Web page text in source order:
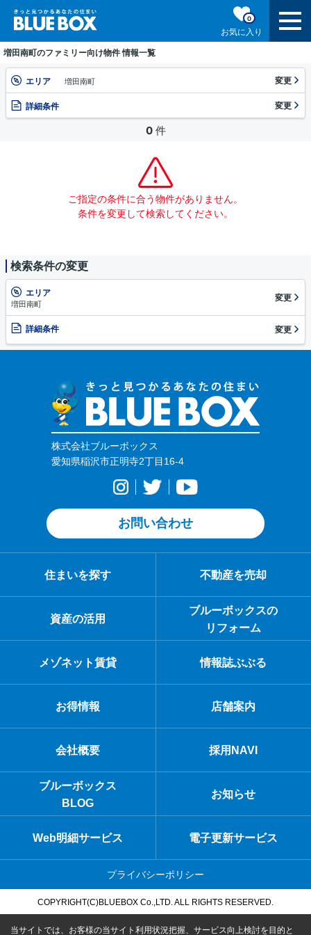
お気に入り
0
増田南町のファミリー向け物件 情報一覧
エリア 増田南町 変更
詳細条件 変更
0 件
ご指定の条件に合う物件がありません。
条件を変更して検索してください。
検索条件の変更
エリア
増田南町
変更
詳細条件 変更
株式会社ブルーボックス
愛知県稲沢市正明寺2丁目16-4
お問い合わせ
住まいを探す 不動産を売却
資産の活用
ブルーボックスの
リフォーム
メゾネット賃貸 情報誌ぶぶる
お得情報 店舗案内
会社概要 採用NAVI
ブルーボックス
BLOG
お知らせ
Web明細サービス 電子更新サービス
プライバシーポリシー
COPYRIGHT(C)BLUEBOX Co.,LTD. ALL RIGHTS RESERVED.
当サイトでは、お客様の当サイト利用状況把握、サービス向上検討を目的と